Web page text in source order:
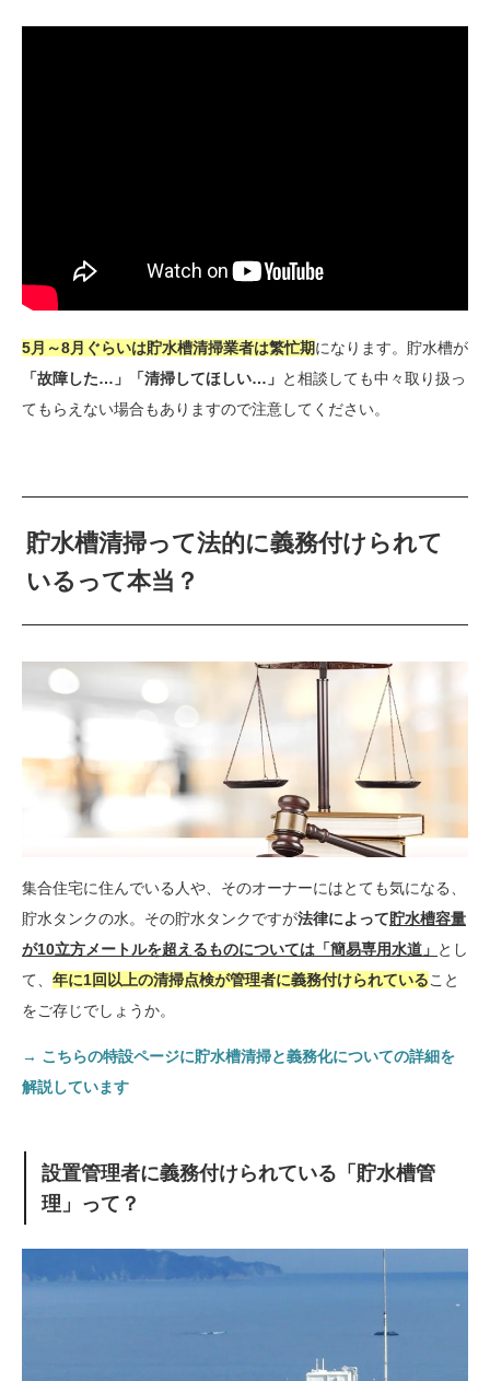
5月～8月ぐらいは貯水槽清掃業者は繁忙期になります。貯水槽が
「故障した…」「清掃してほしい…」 と相談しても中々取り扱っ
てもらえない場合もありますので注意してください。
貯水槽清掃って法的に義務付けられて
いるって本当？
集合住宅に住んでいる人や、そのオーナーにはとても気になる、
貯水タンクの水。その貯水タンクですが法律によって貯水槽容量
が10立方メートルを超えるものについては「簡易専用水道」 とし
て、 年に1回以上の清掃点検が管理者に義務付けられていること
をご存じでしょうか。
→ こちらの特設ページに貯水槽清掃と義務化についての詳細を
解説しています
設置管理者に義務付けられている「貯水槽管
理」って？